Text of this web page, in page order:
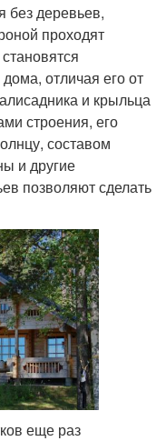
без деревьев,
проходят
отличая его от
и крыльца
строения, его
составом
и другие
позволяют сделать
еще раз